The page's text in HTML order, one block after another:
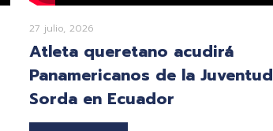
27 julio, 2026
Atleta queretano acudirá
Panamericanos de la Juventud
Sorda en Ecuador